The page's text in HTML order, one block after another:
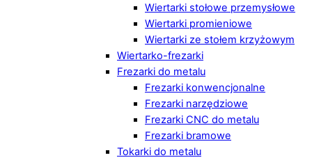
Wiertarki stołowe przemysłowe
Wiertarki promieniowe
Wiertarki ze stołem krzyżowym
Wiertarko-frezarki
Frezarki do metalu
Frezarki konwencjonalne
Frezarki narzędziowe
Frezarki CNC do metalu
Frezarki bramowe
Tokarki do metalu